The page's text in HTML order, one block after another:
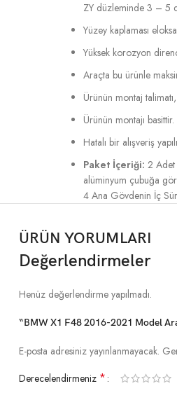
ZY düzleminde 3 – 5
Yüzey kaplaması
Yüksek korozyon
Araçta bu ürünle
Ürünün montaj
Ürünün montajı
Hatalı bir alışveriş
Paket İçeriği: 2 Adet
alüminyum çubuğa
4 Ana Gövdenin İç
ÜRÜN YORUMLARI
Değerlendirmeler
Henüz değerlendirme yapılmadı.
“BMW X1 F48 2016-2021 Model
E-posta adresiniz yayınlanmayacak.
Derecelendirmeniz *